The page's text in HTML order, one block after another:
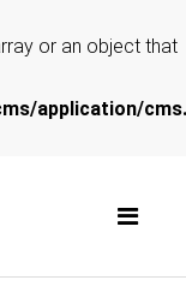
or an object that
application/